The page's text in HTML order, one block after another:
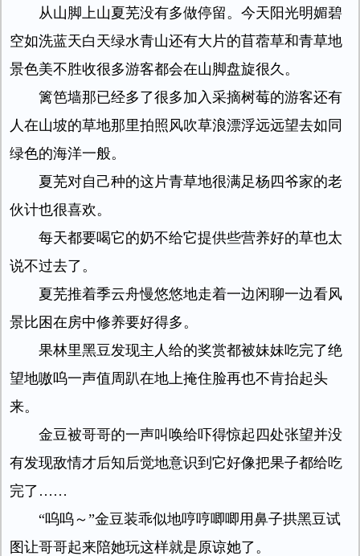
从山脚上山夏芜没有多做停留。今天阳光明媚碧
空如洗蓝天白天绿水青山还有大片的苜蓿草和青草地
景色美不胜收很多游客都会在山脚盘旋很久。
篱笆墙那已经多了很多加入采摘树莓的游客还有
人在山坡的草地那里拍照风吹草浪漂浮远远望去如同
绿色的海洋一般。
夏芜对自己种的这片青草地很满足杨四爷家的老
伙计也很喜欢。
每天都要喝它的奶不给它提供些营养好的草也太
说不过去了。
夏芜推着季云舟慢悠悠地走着一边闲聊一边看风
景比困在房中修养要好得多。
果林里黑豆发现主人给的奖赏都被妹妹吃完了绝
望地嗷呜一声值周趴在地上掩住脸再也不肯抬起头
来。
金豆被哥哥的一声叫唤给吓得惊起四处张望并没
有发现敌情才后知后觉地意识到它好像把果子都给吃
完了……
“呜呜～”金豆装乖似地哼哼唧唧用鼻子拱黑豆试
图让哥哥起来陪她玩这样就是原谅她了。